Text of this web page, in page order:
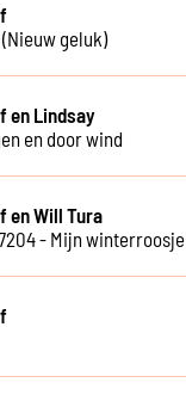
geluk)
en Lindsay
en door wind
en Will Tura
- Mijn winterroosje